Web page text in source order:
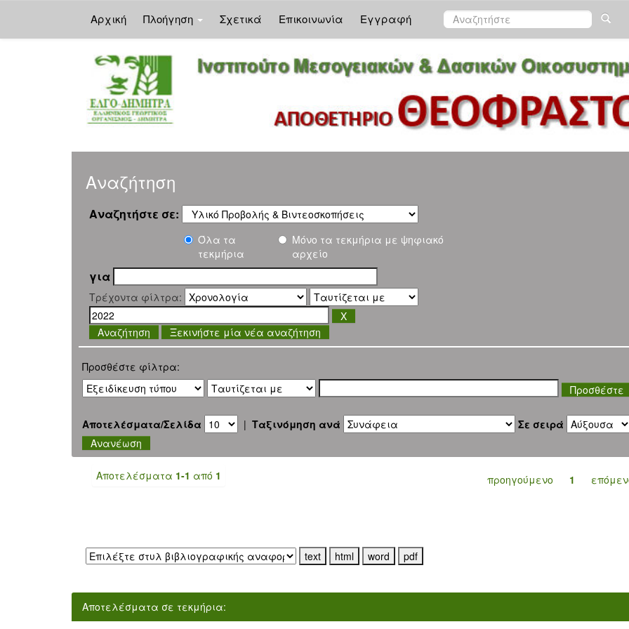
Αρχική Πλοήγηση Σχετικά Επικοινωνία Εγγραφή
Αναζήτηση
Αναζητήστε σε:
Όλα τα
τεκμήρια
Μόνο τα τεκμήρια με ψηφιακό
αρχείο
για
Τρέχοντα φίλτρα:
Ξεκινήστε μία νέα αναζήτηση
Προσθέστε φίλτρα:
Αποτελέσματα/Σελίδα | Ταξινόμηση ανά Σε σειρά
Αποτελέσματα 1-1 από 1 προηγούμενο 1
Αποτελέσματα σε τεκμήρια: